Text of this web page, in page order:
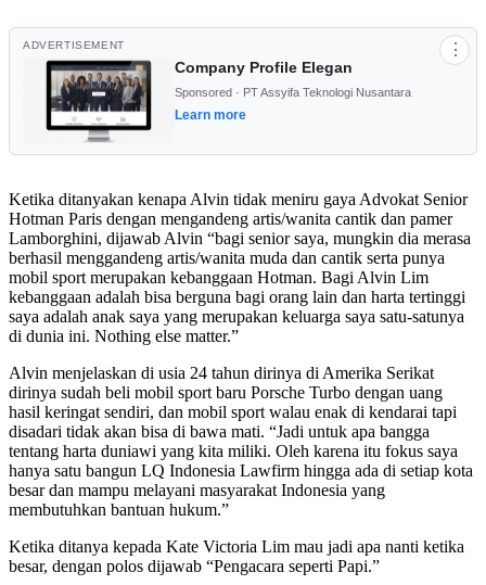
ADVERTISEMENT ⋮
Company Profile Elegan
Sponsored · PT Assyifa Teknologi Nusantara
Learn more
Ketika ditanyakan kenapa Alvin tidak meniru gaya Advokat Senior
Hotman Paris dengan mengandeng artis/wanita cantik dan pamer
Lamborghini, dijawab Alvin “bagi senior saya, mungkin dia merasa
berhasil menggandeng artis/wanita muda dan cantik serta punya
mobil sport merupakan kebanggaan Hotman. Bagi Alvin Lim
kebanggaan adalah bisa berguna bagi orang lain dan harta tertinggi
saya adalah anak saya yang merupakan keluarga saya satu-satunya
di dunia ini. Nothing else matter.”
Alvin menjelaskan di usia 24 tahun dirinya di Amerika Serikat
dirinya sudah beli mobil sport baru Porsche Turbo dengan uang
hasil keringat sendiri, dan mobil sport walau enak di kendarai tapi
disadari tidak akan bisa di bawa mati. “Jadi untuk apa bangga
tentang harta duniawi yang kita miliki. Oleh karena itu fokus saya
hanya satu bangun LQ Indonesia Lawfirm hingga ada di setiap kota
besar dan mampu melayani masyarakat Indonesia yang
membutuhkan bantuan hukum.”
Ketika ditanya kepada Kate Victoria Lim mau jadi apa nanti ketika
besar, dengan polos dijawab “Pengacara seperti Papi.”